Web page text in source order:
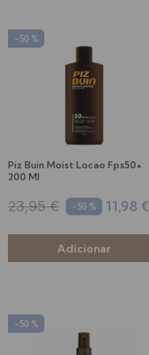
-50 %
Piz Buin Moist Locao Fps50+
200 Ml
23,95 € -50 % 11,98 €
-50 %